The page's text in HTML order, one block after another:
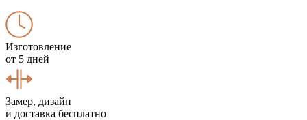
Изготовление
от 5 дней
Замер, дизайн
и доставка бесплатно